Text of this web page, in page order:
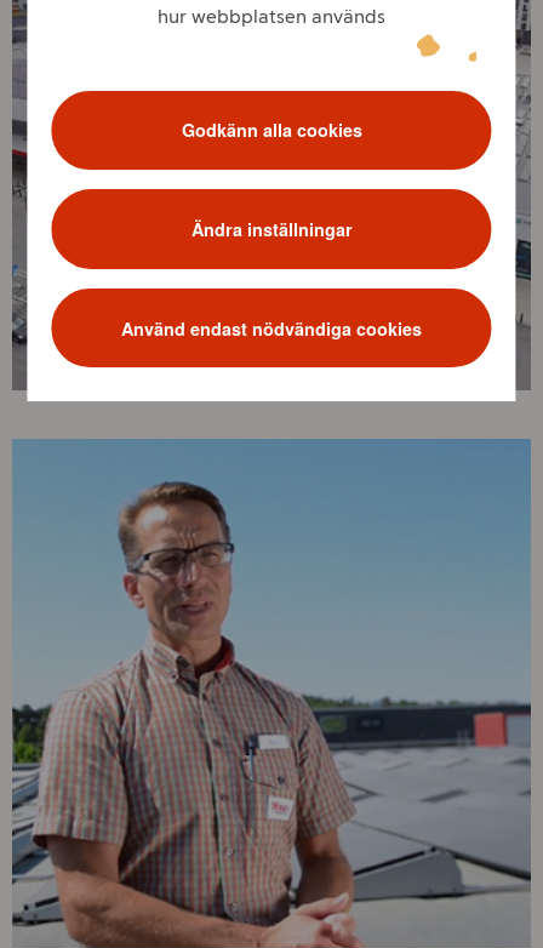
hur webbplatsen används
Godkänn alla cookies
Ändra inställningar
Använd endast nödvändiga cookies